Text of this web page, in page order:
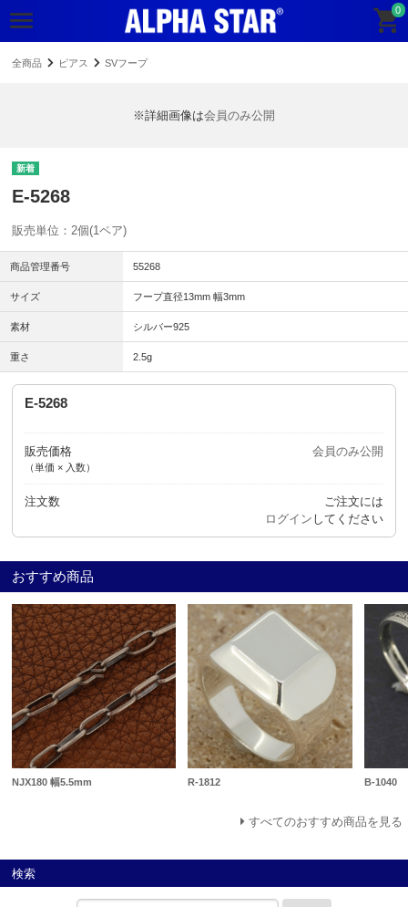
0
全商品 ピアス SVフープ
※詳細画像は会員のみ公開
E-5268
販売単位：2個(1ペア)
商品管理番号 55268
サイズ フープ直径13mm 幅3mm
素材 シルバー925
重さ 2.5g
E-5268
販売価格
（単価 × 入数）
会員のみ公開
注文数
ご注文には
ログイン してください
おすすめ商品
NJX180 幅5.5mm R-1812 B-1040
すべてのおすすめ商品を見る
検索